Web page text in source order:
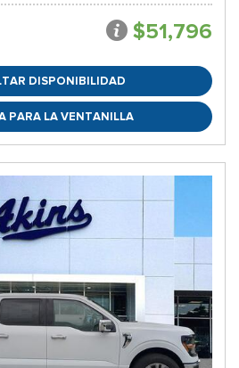
$51,796
DISPONIBILIDAD
PARA LA VENTANILLA